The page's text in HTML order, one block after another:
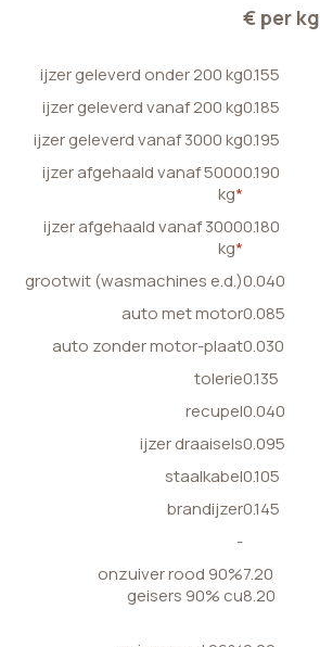
€ per kg
ijzer geleverd onder 200 kg0.155
ijzer geleverd vanaf 200 kg0.185
ijzer geleverd vanaf 3000 kg0.195
ijzer afgehaald vanaf 5000
kg*
0.190
ijzer afgehaald vanaf 3000
kg*
0.180
grootwit (wasmachines e.d.)0.040
auto met motor0.085
auto zonder motor-plaat0.030
tolerie0.135
recupel0.040
ijzer draaisels0.095
staalkabel0.105
brandijzer0.145
-
onzuiver rood 90%
geisers 90% cu
7.20
8.20